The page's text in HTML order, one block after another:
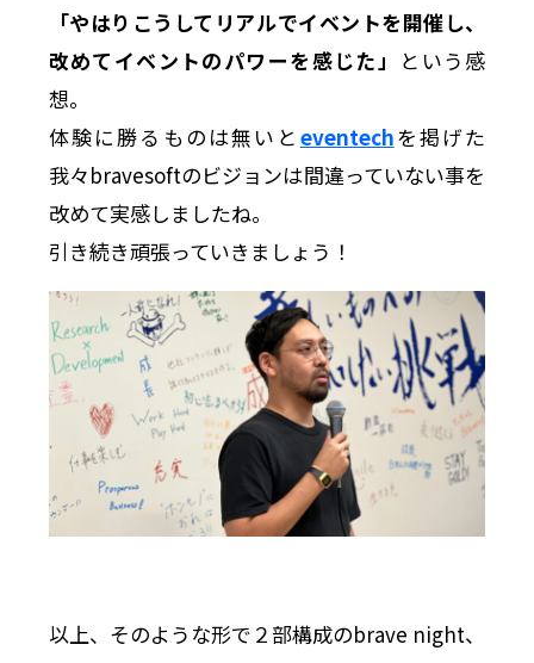
「やはりこうしてリアルでイベントを開催し、
改めてイベントのパワーを感じた」 という感
想。
体験に勝るものは無いと eventechを掲げた
我々bravesoftのビジョンは間違っていない事を
改めて実感しましたね。
引き続き頑張っていきましょう！
以上、そのような形で２部構成のbrave night、